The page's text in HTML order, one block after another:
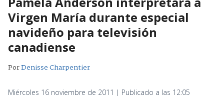
Virgen María durante especial
navideño para televisión
canadiense
PorDenisse Charpentier
Miércoles 16 noviembre de 2011 | Publicado a las 12:05